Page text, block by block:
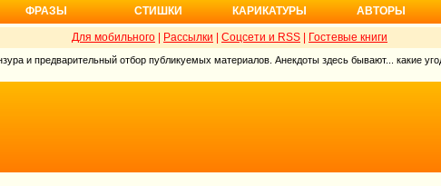
ФРАЗЫ СТИШКИ КАРИКАТУРЫ АВТОРЫ
Для мобильного Рассылки Соцсети и RSS Гостевые книги
и предварительный отбор публикуемых материалов. Анекдоты здесь бывают... какие